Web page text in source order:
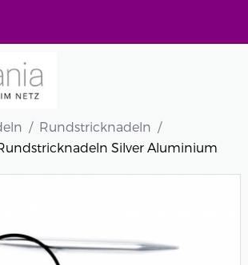
Rundstricknadeln
Silver Aluminium